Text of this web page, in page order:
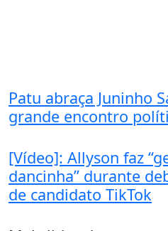
Patu abraça Juninho
grande encontro
[Vídeo]: Allyson faz
dancinha” durante
de candidato TikTok